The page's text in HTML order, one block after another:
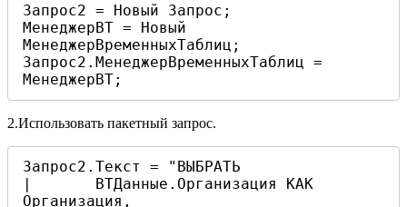
Запрос2 = Новый Запрос;
МенеджерВТ = Новый
МенеджерВременныхТаблиц;
Запрос2.МенеджерВременныхТаблиц =
МенеджерВТ;
2.Использовать пакетный запрос.
Запрос2.Текст = "ВЫБРАТЬ
Организация,